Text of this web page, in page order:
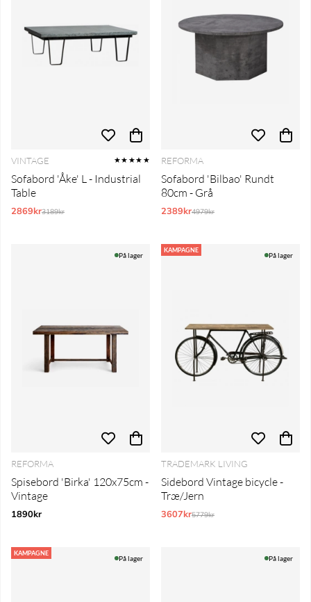
VINTAGE ★★★★★
Sofabord 'Åke' L - Industrial
Table
2869krNormalpris:
3189kr
REFORMA
Sofabord 'Bilbao' Rundt
80cm - Grå
2389krNormalpris:
4979kr
På lager
REFORMA
Spisebord 'Birka' 120x75cm -
Vintage
1890kr
KAMPAGNE
På lager
TRADEMARK LIVING
Sidebord Vintage bicycle -
Træ/Jern
3607krNormalpris:
5779kr
KAMPAGNE
På lager På lager